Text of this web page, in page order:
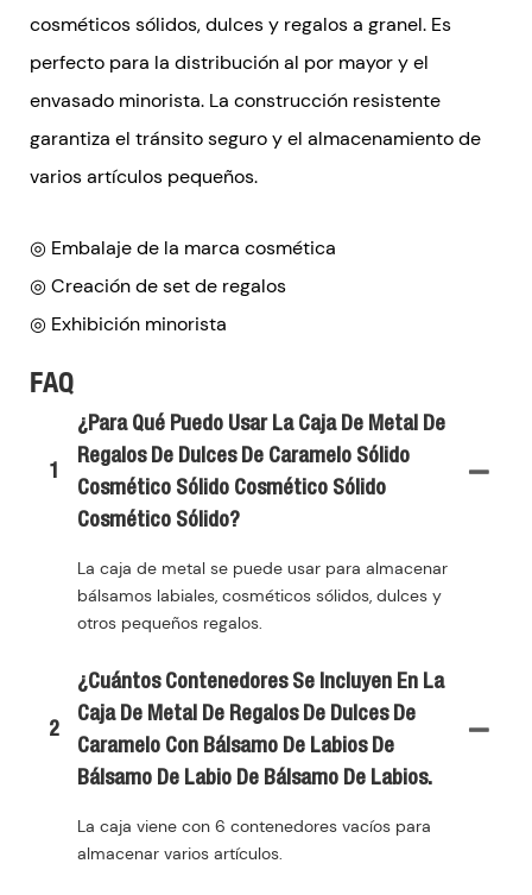
cosméticos sólidos, dulces y regalos a granel. Es
perfecto para la distribución al por mayor y el
envasado minorista. La construcción resistente
garantiza el tránsito seguro y el almacenamiento de
varios artículos pequeños.
◎ Embalaje de la marca cosmética
◎ Creación de set de regalos
◎ Exhibición minorista
FAQ
1
¿Para Qué Puedo Usar La Caja De Metal De
Regalos De Dulces De Caramelo Sólido
Cosmético Sólido Cosmético Sólido
Cosmético Sólido?
La caja de metal se puede usar para almacenar
bálsamos labiales, cosméticos sólidos, dulces y
otros pequeños regalos.
2
¿Cuántos Contenedores Se Incluyen En La
Caja De Metal De Regalos De Dulces De
Caramelo Con Bálsamo De Labios De
Bálsamo De Labio De Bálsamo De Labios.
La caja viene con 6 contenedores vacíos para
almacenar varios artículos.